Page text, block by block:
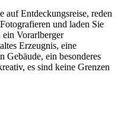
auf Entdeckungsreise, reden
und laden Sie
Vorarlberger
Erzeugnis, eine
Gebäude, ein besonderes
es sind keine Grenzen